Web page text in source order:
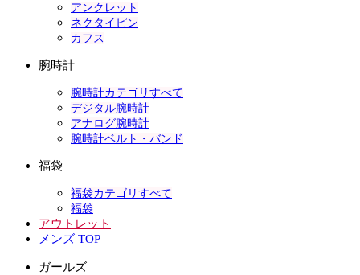
アンクレット
ネクタイピン
カフス
腕時計
腕時計カテゴリすべて
デジタル腕時計
アナログ腕時計
腕時計ベルト・バンド
福袋
福袋カテゴリすべて
福袋
アウトレット
メンズ TOP
ガールズ